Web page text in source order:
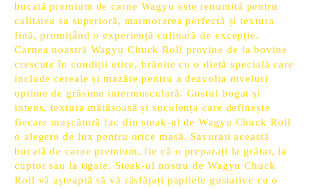
bucată premium de carne Wagyu este renumită pentru
calitatea sa superioră, marmorarea perfectă și textura
fină, promițând o experiență culinară de excepție.
Carnea noastră Wagyu Chuck Roll provine de la bovine
crescute în condiții etice, hrănite cu o dietă specială care
include cereale și mazăre pentru a dezvolta niveluri
optime de grăsime intermusculară. Gustul bogat și
intens, textura mătăsoasă și suculența care definește
fiecare mușcătură fac din steak-ul de Wagyu Chuck Roll
o alegere de lux pentru orice masă. Savurați această
bucată de carne premium, fie că o preparați la grătar, la
cuptor sau la tigaie. Steak-ul nostru de Wagyu Chuck
Roll vă așteaptă să vă răsfățați papilele gustative cu o